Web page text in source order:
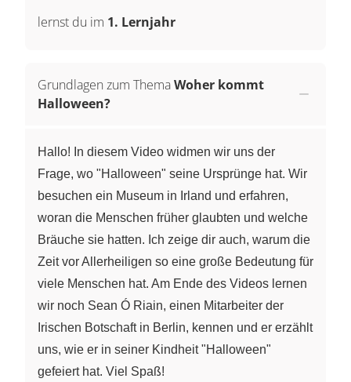
lernst du im 1. Lernjahr
Grundlagen zum ThemaWoher kommt
Halloween?
Hallo! In diesem Video widmen wir uns der
Frage, wo "Halloween" seine Ursprünge hat. Wir
besuchen ein Museum in Irland und erfahren,
woran die Menschen früher glaubten und welche
Bräuche sie hatten. Ich zeige dir auch, warum die
Zeit vor Allerheiligen so eine große Bedeutung für
viele Menschen hat. Am Ende des Videos lernen
wir noch Sean Ó Riain, einen Mitarbeiter der
Irischen Botschaft in Berlin, kennen und er erzählt
uns, wie er in seiner Kindheit "Halloween"
gefeiert hat. Viel Spaß!